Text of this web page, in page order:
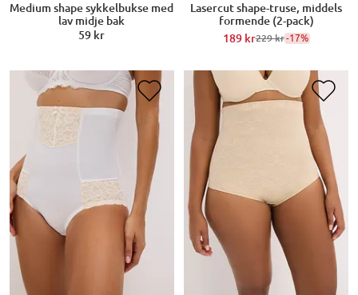
Medium shape sykkelbukse med
lav midje bak
59 kr
Lasercut shape-truse, middels
formende (2-pack)
189 kr229 kr-17%